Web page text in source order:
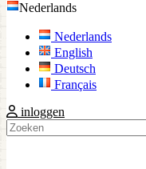
Nederlands
Nederlands
English
Deutsch
Français
inloggen